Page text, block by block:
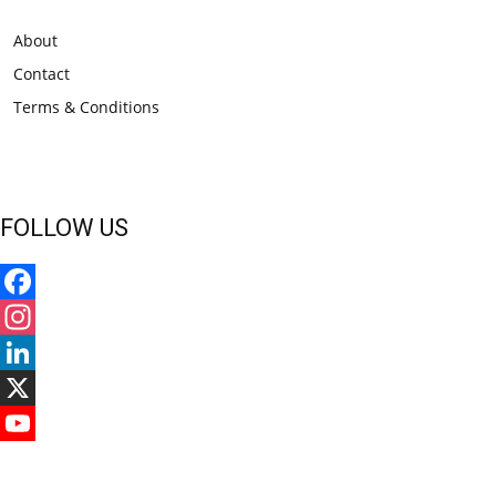
About
Contact
Terms & Conditions
FOLLOW US
Facebook
Instagram
LinkedIn
X